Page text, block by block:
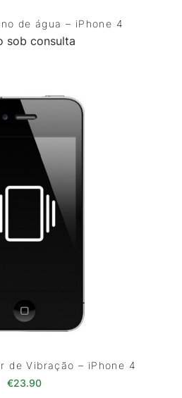
de água – iPhone 4
sob consulta
de Vibração – iPhone 4
€23.90